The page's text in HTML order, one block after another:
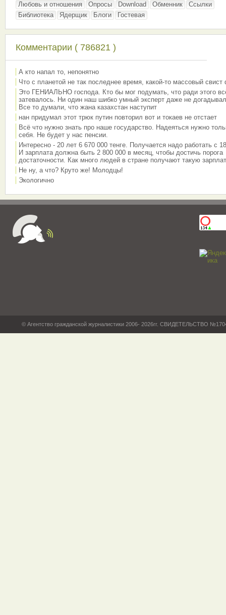
Любовь и отношения
Опросы Download Обменник
Ссылки
Библиотека
Ядерщик Блоги Гостевая
Комментарии ( 786821 )
А кто напал то, непонятно
Что с планетой не так последнее время, какой-то массовый свист
Это ГЕНИАЛЬНО господа. Кто бы мог подумать, что ради этого
затевалось. Ни один наш шибко умный эксперт даже не
Все то думали, что жана казахстан наступит
нан придумал этот трюк путин повторил вот и токаев не отстает
Всё что нужно знать про наше государство. Надеяться нужно
себя. Не будет у нас пенсии.
Интересно - 20 лет 6 670 000 тенге. Получается надо работать с
И зарплата должна быть 2 800 000 в месяц, чтобы достичь порога
достаточности. Как много людей в стране получают такую
Не ну, а что? Круто же! Молодцы!
Экологично
© Агентство гражданской журналистики 2006- 2026гг. СВИДЕТЕЛЬСТВО